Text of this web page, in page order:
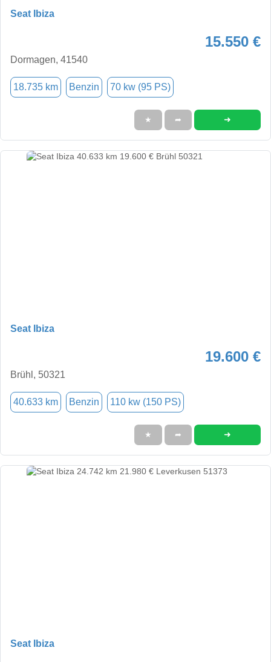
Seat Ibiza
15.550 €
Dormagen, 41540
18.735 km Benzin 70 kw (95 PS)
★ ➦ ➜
Seat Ibiza
19.600 €
Brühl, 50321
40.633 km Benzin 110 kw (150 PS)
★ ➦ ➜
Seat Ibiza